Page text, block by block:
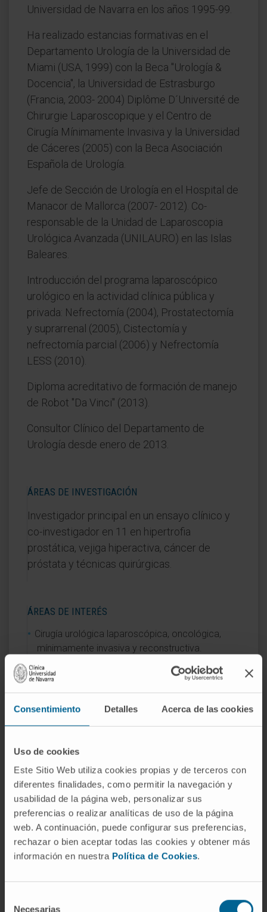
Consentimiento Detalles Acerca de las cookies
Uso de cookies
Este Sitio Web utiliza cookies propias y de terceros con
diferentes finalidades, como permitir la navegación y
usabilidad de la página web, personalizar sus
preferencias o realizar analíticas de uso de la página
web. A continuación, puede configurar sus preferencias,
rechazar o bien aceptar todas las cookies y obtener más
información en nuestra Política de Cookies.
Necesarias
Universidad de Navarra en los años 1995-99.
Ha realizado estancias formativas en el
Departamento Urología de la Universidad de
Miami (USA, 1999) con la Beca "Urología &
Docencia", la Universidad de Estrasburgo
(Francia, 2003- 2004) Diplôme D´Université de
Chirurgie Laparoscopique y el Centro de
Cirugía Mínimamente Invasiva y la Universidad
de Cáceres (2005) con la Beca Asociación
Española de Urología.
Jefe de Sección de Urología en el Hospital de
Manacor de Mallorca (2007- 2012). Co-
responsable de la Unidad de Laparoscopia
Urológica Avanzada (UNILAURO) en las Islas
Baleares.
Introducción del programa laparoscópico
urológico en la actividad clínica pública y
privada: Nefrectomía (2004), Prostatectomía
y suprarrenal (2005), Cistectomía y
nefrectomía parcial (2006) y Nefrectomía
LESS (2010).
Diploma acreditativo de formación de manejo
de Robot "Da Vinci" (2013).
Consultor Clínico del Departamento de
Urología desde enero de 2013.
ÁREAS DE INVESTIGACIÓN
Investigador principal en un ensayo clínico y
co-investigador en 11 en hipertrofia
prostática, vejiga hiperactiva, cáncer de
próstata y técnicas quirúrgicas.
ÁREAS DE INTERÉS
Cirugía urológica laparoscópica, oncológica,
mínimamente invasiva y reconstructiva.
Nuevas tecnologías (láser KTP "greenlight"
prostático y cirugía laparoscópica asistida por
robot "Da Vinci").
Trasplante renal.
Actividad
En docencia
Profesor Urología (asignatura de Andrología)
Universidad de Navarra (curso 2013-2014).
Universidad de Navarra.